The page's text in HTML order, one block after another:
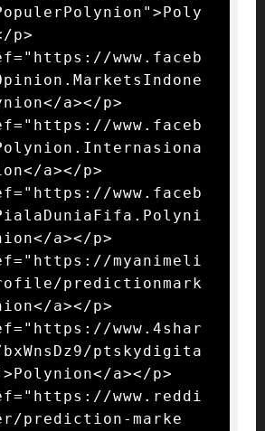
p>
www.faceb
a></p>
www.faceb
a></p>
www.faceb
a></p>
myanimeli
predictionmark
a></p>
www.4shar
ptskydigita
a></p>
www.reddi
prediction-marke